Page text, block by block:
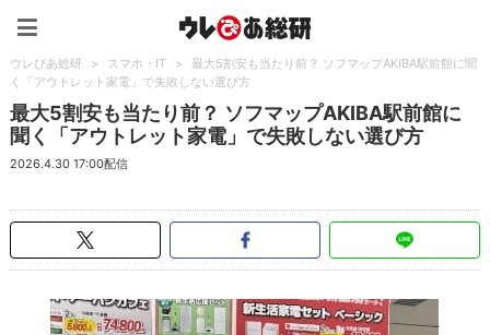
ウレぴあ総研 > スマホ・IT >
最大5割安も当たり前？ ソフマップAKIBA駅前館に聞
く「アウトレット家電」で失敗しない選び方
最大5割安も当たり前？ ソフマップAKIBA駅前館に
聞く「アウトレット家電」で失敗しない選び方
2026.4.30 17:00配信